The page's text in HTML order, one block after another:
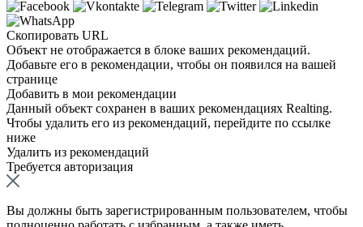
Скопировать URL
Объект не отображается в блоке ваших рекомендаций.
Добавьте его в рекомендации, чтобы он появился на вашей
странице
Добавить в мои рекомендации
Данный объект сохранен в ваших рекомендациях Realting.
Чтобы удалить его из рекомендаций, перейдите по ссылке
ниже
Удалить из рекомендаций
Требуется авторизация
Вы должны быть зарегистрированным пользователем, чтобы